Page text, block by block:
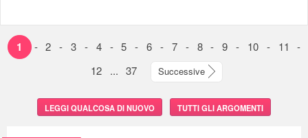
1 - 2 - 3 - 4 - 5 - 6 - 7 - 8 - 9 - 10 - 11
-
12
... 37 Successive
LEGGI QUALCOSA DI NUOVO TUTTI GLI ARGOMENTI